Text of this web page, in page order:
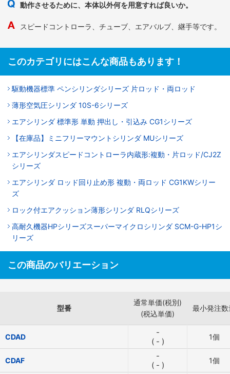
動作させるために、本体以外何を用意すれば良いか。
スピードコントローラ、チューブ、エアバルブ、継手等です。
このカテゴリにはこんな商品もあります！
駆動機器標準 ペンシリンダシリーズ 片ロッド・両ロッド
薄形空気圧シリンダ 10S-6シリーズ
エアシリンダ 標準形 単動 押出し・引込み CG1シリーズ
【在庫品】ミニフリーマウントシリンダ MUシリーズ
エアシリンダスピードコントローラ内蔵形:複動・片ロッド/CJ2Z
シリーズ
エアシリンダ ロッド回り止め形 複動・両ロッド CG1KWシリー
ズ
ロック付エアクッション薄形シリンダ RLQシリーズ
高耐久機器HPシリーズスーパーマイクロシリンダ SCM-G-HP1シ
リーズ
この商品のバリエーション
型番
通常単価(税別)
(税込単価)
最小発注数
CDAD
-
( - ) 1個
CDAF
-
( - ) 1個